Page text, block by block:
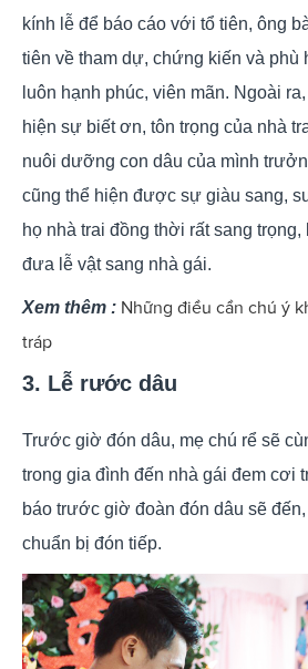
kính lễ để báo cáo với tổ tiên, ông
tiên về tham dự, chứng kiến và phù
luôn hạnh phúc, viên mãn. Ngoài
hiện sự biết ơn, tôn trọng của nhà
nuôi dưỡng con dâu của mình
cũng thể hiện được sự giàu sang,
họ nhà trai đồng thời rất sang
đưa lễ vật sang nhà gái.
Xem thêm : Những điều cần chú ý
tráp
3. Lễ rước dâu
Trước giờ đón dâu, mẹ chú rể sẽ
trong gia đình đến nhà gái đem cơi
báo trước giờ đoàn đón dâu sẽ
chuẩn bị đón tiếp.